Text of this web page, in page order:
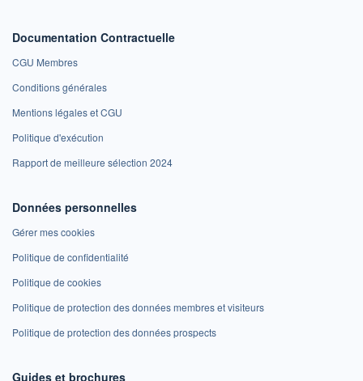
Documentation Contractuelle
CGU Membres
Conditions générales
Mentions légales et CGU
Politique d'exécution
Rapport de meilleure sélection 2024
Données personnelles
Gérer mes cookies
Politique de confidentialité
Politique de cookies
Politique de protection des données membres et visiteurs
Politique de protection des données prospects
Guides et brochures